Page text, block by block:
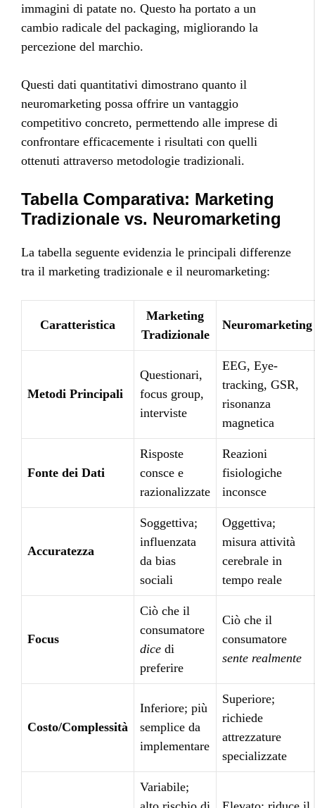
immagini di patate no. Questo ha portato a un
cambio radicale del packaging, migliorando la
percezione del marchio.
Questi dati quantitativi dimostrano quanto il
neuromarketing possa offrire un vantaggio
competitivo concreto, permettendo alle imprese di
confrontare efficacemente i risultati con quelli
ottenuti attraverso metodologie tradizionali.
Tabella Comparativa: Marketing
Tradizionale vs. Neuromarketing
La tabella seguente evidenzia le principali differenze
tra il marketing tradizionale e il neuromarketing:
Caratteristica
Marketing
Tradizionale
Neuromarketing
Metodi Principali
Questionari,
focus group,
interviste
EEG, Eye-
tracking, GSR,
risonanza
magnetica
Fonte dei Dati
Risposte
consce e
razionalizzate
Reazioni
fisiologiche
inconsce
Accuratezza
Soggettiva;
influenzata
da bias
sociali
Oggettiva;
misura attività
cerebrale in
tempo reale
Focus
Ciò che il
consumatore
dice di
preferire
Ciò che il
consumatore
sente realmente
Costo/Complessità
Inferiore; più
semplice da
implementare
Superiore;
richiede
attrezzature
specializzate
Variabile;